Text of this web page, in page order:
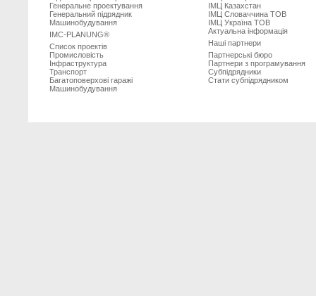
Генеральне проектування
Генеральний підрядник
Машинобудування
IMC-PLANUNG®
Список проектів
Промисловість
Iнфраструктура
Транспорт
Багатоповерхові гаражі
Машинобудування
ІМЦ Казахстан
ІМЦ Словаччина ТОВ
ІМЦ Україна ТОВ
Актуальна інформація
Наші партнери
Партнерські бюро
Партнери з програмування
Субпiдрядники
Стати субпідрядником